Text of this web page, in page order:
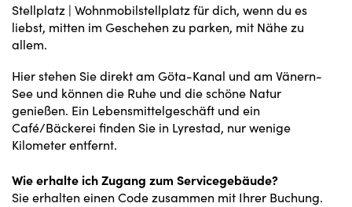
Stellplatz | Wohnmobilstellplatz für dich, wenn du es
liebst, mitten im Geschehen zu parken, mit Nähe zu
allem.
Hier stehen Sie direkt am Göta-Kanal und am Vänern-
See und können die Ruhe und die schöne Natur
genießen. Ein Lebensmittelgeschäft und ein
Café/Bäckerei finden Sie in Lyrestad, nur wenige
Kilometer entfernt.
Wie erhalte ich Zugang zum Servicegebäude?
Sie erhalten einen Code zusammen mit Ihrer Buchung.